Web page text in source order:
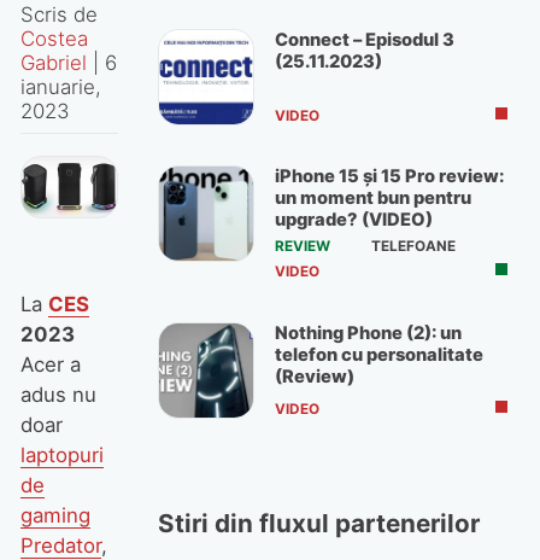
Scris de
Costea
Gabriel
6
ianuarie,
2023
La CES
2023
Acer a
adus nu
doar
laptopuri
de
gaming
Predator,
Connect – Episodul 3
(25.11.2023)
VIDEO
iPhone 15 și 15 Pro review:
un moment bun pentru
upgrade? (VIDEO)
REVIEW
TELEFOANE
VIDEO
Nothing Phone (2): un
telefon cu personalitate
(Review)
VIDEO
Stiri din fluxul partenerilor